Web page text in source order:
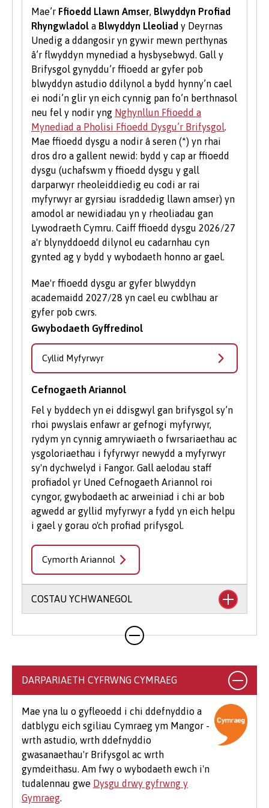
flwyddyn.
Menter
Mae tîm Byddwch Fentrus yn darparu
amrywiaeth o wasanaethau i fyfyrwyr a
graddedigion Prifysgol Bangor i’w helpu i
ddatblygu eu sgiliau menter neu i’w cefnogi i
ddechrau busnes newydd, gan gynnwys
mentora un i un, gweithdai a chyfleoedd
ariannu.
Gwirfoddoli i Fyfyrwyr
Mae gwirfoddoli yn brofiad gwerthfawr ac yn
gwella eich sgiliau a'ch cyflogadwyedd.
Dysgwch fwy am gyfleoedd gwirfoddoli ar
wefanUndeb y Myfyrwyr .
Mae’r Ffioedd Llawn Amser, Blwyddyn Profiad
Rhyngwladol a Blwyddyn Lleoliad y Deyrnas
Unedig a ddangosir yn gywir mewn perthynas
â’r flwyddyn mynediad a hysbysebwyd. Gall y
Brifysgol gynyddu’r ffioedd ar gyfer pob
blwyddyn astudio ddilynol a bydd hynny’n cael
ei nodi’n glir yn eich cynnig pan fo’n berthnasol
neu fel y nodir yng Nghynllun Ffioedd a
Mynediad a Pholisi Ffioedd Dysgu’r Brifysgol.
Mae ffioedd dysgu a nodir â seren (*) yn rhai
dros dro a gallent newid: bydd y cap ar ffioedd
dysgu (uchafswm y ffioedd dysgu y gall
darparwyr rheoleiddiedig eu codi ar rai
myfyrwyr ar gyrsiau israddedig llawn amser) yn
amodol ar newidiadau yn y rheoliadau gan
Lywodraeth Cymru. Caiff ffioedd dysgu 2026/27
a'r blynyddoedd dilynol eu cadarnhau cyn
gynted ag y bydd y wybodaeth honno ar gael.
Mae'r ffioedd dysgu ar gyfer blwyddyn
academaidd 2027/28 yn cael eu cwblhau ar
gyfer pob cwrs.
Gwybodaeth Gyffredinol
Cyllid Myfyrwyr
Cefnogaeth Ariannol
Fel y byddech yn ei ddisgwyl gan brifysgol sy’n
rhoi pwyslais enfawr ar gefnogi myfyrwyr,
rydym yn cynnig amrywiaeth o fwrsariaethau ac
ysgoloriaethau i fyfyrwyr newydd a myfyrwyr
sy'n dychwelyd i Fangor. Gall aelodau staff
profiadol yr Uned Cefnogaeth Ariannol roi
cyngor, gwybodaeth ac arweiniad i chi ar bob
agwedd ar gyllid myfyrwyr a fydd yn eich helpu
i gael y gorau o'ch profiad prifysgol.
Cymorth Ariannol
COSTAU YCHWANEGOL
Mae'n debygol y bydd eich cwrs yn cynnwys
costau ychwanegol nad ydynt wedi'u cynnwys
dewisol a meddalwedd.
Mae hefyd rai costau ychwanegol cyffredin sy'n
debygol o godi i fyfyrwyr ar bob cwrs, er
enghraifft os byddwch yn mynychu eich
Seremoni Raddio, bydd cost am logi gŵn (£25-
£75) a chost am docynnau gwestai ychwanegol
DARPARIAETH CYFRWNG CYMRAEG
Mae yna lu o gyfleoedd i chi ddefnyddio a
datblygu eich sgiliau Cymraeg ym Mangor -
wrth astudio, wrth ddefnyddio
gwasanaethau'r Brifysgol ac wrth
gymdeithasu. Am fwy o wybodaeth ewch i'n
tudalennau gwe Dysgu drwy gyfrwng y
Gymraeg.